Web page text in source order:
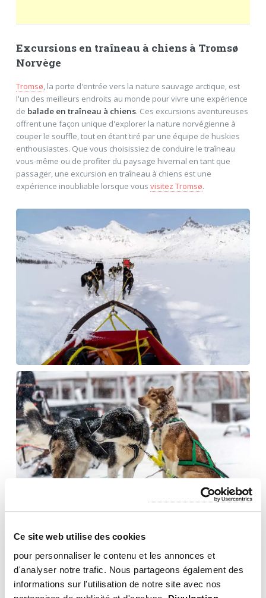
Ce site web utilise des cookies
pour personnaliser le contenu et les annonces et
d'analyser notre trafic. Nous partageons également des
informations sur l'utilisation de notre site avec nos
Excursions en traîneau à chiens à Tromsø
Norvège
Tromsø, la porte d'entrée vers la nature sauvage arctique, est
l'un des meilleurs endroits au monde pour vivre une expérience
de balade en traîneau à chiens. Ces excursions aventureuses
offrent une façon unique d'explorer la nature norvégienne à
couper le souffle, tout en étant tiré par une équipe de huskies
enthousiastes. Que vous choisissiez de conduire le traîneau
vous-même ou de profiter du paysage hivernal en tant que
passager, une excursion en traîneau à chiens est une
expérience inoubliable lorsque vous visitez Tromsø.
Pourquoi faire une excursion en traîneau à
chiens à Tromsø ?
Tromsø, en Norvège, offre un cadre spectaculaire pour les